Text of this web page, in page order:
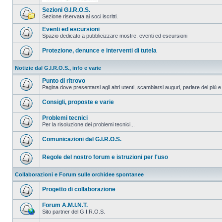
Sezioni G.I.R.O.S.
Sezione riservata ai soci iscritti.
Eventi ed escursioni
Spazio dedicato a pubblicizzare mostre, eventi ed escursioni
Protezione, denunce e interventi di tutela
Notizie dal G.I.R.O.S., info e varie
Punto di ritrovo
Pagina dove presentarsi agli altri utenti, scambiarsi auguri, parlare del più e
Consigli, proposte e varie
Problemi tecnici
Per la risoluzione dei problemi tecnici...
Comunicazioni dal G.I.R.O.S.
Regole del nostro forum e istruzioni per l'uso
Collaborazioni e Forum sulle orchidee spontanee
Progetto di collaborazione
Forum A.M.I.N.T.
Sito partner del G.I.R.O.S.